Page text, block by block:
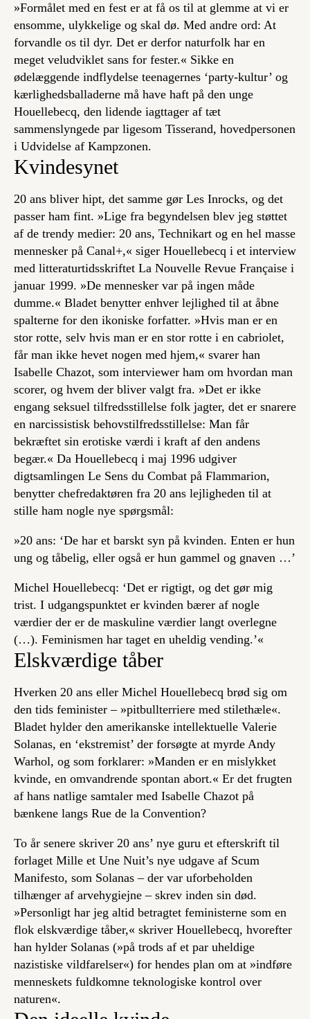
»Formålet med en fest er at få os til at glemme at vi er
ensomme, ulykkelige og skal dø. Med andre ord: At
forvandle os til dyr. Det er derfor naturfolk har en
meget veludviklet sans for fester.« Sikke en
ødelæggende indflydelse teenagernes ‘party-kultur’ og
kærlighedsballaderne må have haft på den unge
Houellebecq, den lidende iagttager af tæt
sammenslyngede par ligesom Tisserand, hovedpersonen
i Udvidelse af Kampzonen.
Kvindesynet
20 ans bliver hipt, det samme gør Les Inrocks, og det
passer ham fint. »Lige fra begyndelsen blev jeg støttet
af de trendy medier: 20 ans, Technikart og en hel masse
mennesker på Canal+,« siger Houellebecq i et interview
med litteraturtidsskriftet La Nouvelle Revue Française i
januar 1999. »De mennesker var på ingen måde
dumme.« Bladet benytter enhver lejlighed til at åbne
spalterne for den ikoniske forfatter. »Hvis man er en
stor rotte, selv hvis man er en stor rotte i en cabriolet,
får man ikke hevet nogen med hjem,« svarer han
Isabelle Chazot, som interviewer ham om hvordan man
scorer, og hvem der bliver valgt fra. »Det er ikke
engang seksuel tilfredsstillelse folk jagter, det er snarere
en narcissistisk behovstilfredsstillelse: Man får
bekræftet sin erotiske værdi i kraft af den andens
begær.« Da Houellebecq i maj 1996 udgiver
digtsamlingen Le Sens du Combat på Flammarion,
benytter chefredaktøren fra 20 ans lejligheden til at
stille ham nogle nye spørgsmål:
»20 ans: ‘De har et barskt syn på kvinden. Enten er hun
ung og tåbelig, eller også er hun gammel og gnaven …’
Michel Houellebecq: ‘Det er rigtigt, og det gør mig
trist. I udgangspunktet er kvinden bærer af nogle
værdier der er de maskuline værdier langt overlegne
(…). Feminismen har taget en uheldig vending.’«
Elskværdige tåber
Hverken 20 ans eller Michel Houellebecq brød sig om
den tids feminister – »pitbullterriere med stilethæle«.
Bladet hylder den amerikanske intellektuelle Valerie
Solanas, en ‘ekstremist’ der forsøgte at myrde Andy
Warhol, og som forklarer: »Manden er en mislykket
kvinde, en omvandrende spontan abort.« Er det frugten
af hans natlige samtaler med Isabelle Chazot på
bænkene langs Rue de la Convention?
To år senere skriver 20 ans’ nye guru et efterskrift til
forlaget Mille et Une Nuit’s nye udgave af Scum
Manifesto, som Solanas – der var uforbeholden
tilhænger af arvehygiejne – skrev inden sin død.
»Personligt har jeg altid betragtet feministerne som en
flok elskværdige tåber,« skriver Houellebecq, hvorefter
han hylder Solanas (»på trods af et par uheldige
nazistiske vildfarelser«) for hendes plan om at »indføre
menneskets fuldkomne teknologiske kontrol over
naturen«.